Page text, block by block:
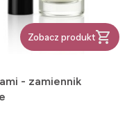
Zobacz produkt
- zamiennik